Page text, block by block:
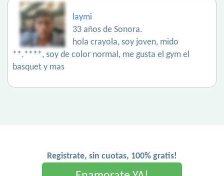
laymi
33 años de Sonora.
hola crayola, soy joven, mido
**.****, soy de color normal, me gusta el gym el
basquet y mas
Registrate, sin cuotas, 100% gratis!